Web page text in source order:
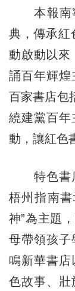
本報南寧
典，傳承紅
動啟動以來
誦百年輝煌
百家書店包
繞建黨百年
動，讓紅色
特色書
梧州指南
神”為主題
母帶領孩子
鳴新華書店
色故事、壯